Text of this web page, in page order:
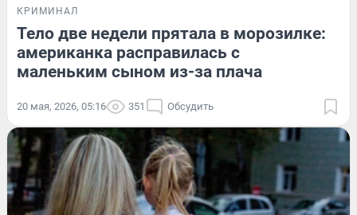
КРИМИНАЛ
Тело две недели прятала в морозилке:
американка расправилась с
маленьким сыном из-за плача
20 мая, 2026, 05:16 351 Обсудить